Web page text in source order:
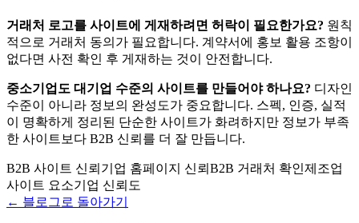
거래처 로고를 사이트에 게재하려면 허락이 필요한가요? 원칙
적으로 거래처 동의가 필요합니다. 계약서에 홍보 활용 조항이
없다면 사전 확인 후 게재하는 것이 안전합니다.
중소기업도 대기업 수준의 사이트를 만들어야 하나요? 디자인
수준이 아니라 정보의 완성도가 중요합니다. 스펙, 인증, 실적
이 명확하게 정리된 단순한 사이트가 화려하지만 정보가 부족
한 사이트보다 B2B 신뢰를 더 잘 만듭니다.
B2B 사이트 신뢰 기업 홈페이지 신뢰 B2B 거래처 확인제조업
사이트 요소기업 신뢰도
← 블로그로 돌아가기